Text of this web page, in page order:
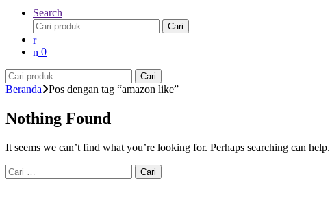
Search
Pencarian
untuk:
Cari
0
Pencarian
untuk:
Cari
Beranda Pos dengan tag “amazon like”
Nothing Found
It seems we can’t find what you’re looking for. Perhaps searching can help.
Cari
untuk: